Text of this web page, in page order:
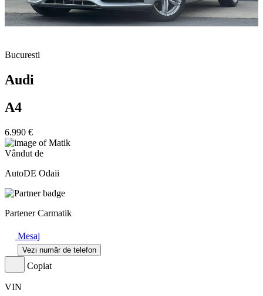
Bucuresti
Audi
A4
6.990 €
Vândut de
AutoDE Odaii
Partener Carmatik
Mesaj
Vezi număr de telefon
Copiat
VIN